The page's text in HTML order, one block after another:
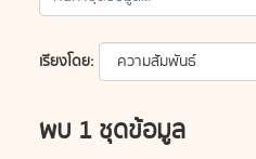
เรียงโดย
พบ 1 ชุดข้อมูล